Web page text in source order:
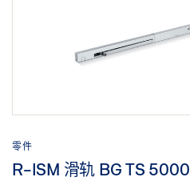
零件
R-ISM 滑轨 BG TS 5000